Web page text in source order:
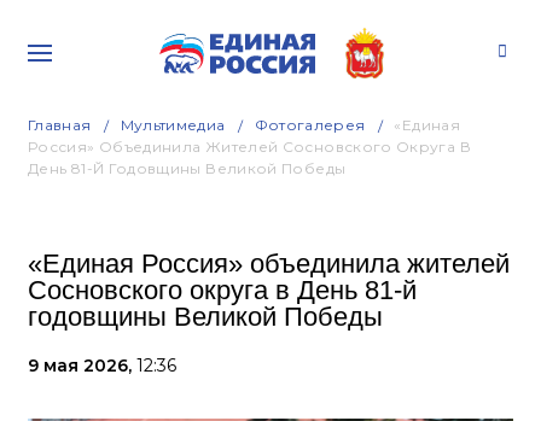
Главная Мультимедиа Фотогалерея
«Единая
Россия» Объединила Жителей Сосновского Округа В
День 81-Й Годовщины Великой Победы
«Единая Россия» объединила жителей
Сосновского округа в День 81-й
годовщины Великой Победы
9 мая 2026, 12:36